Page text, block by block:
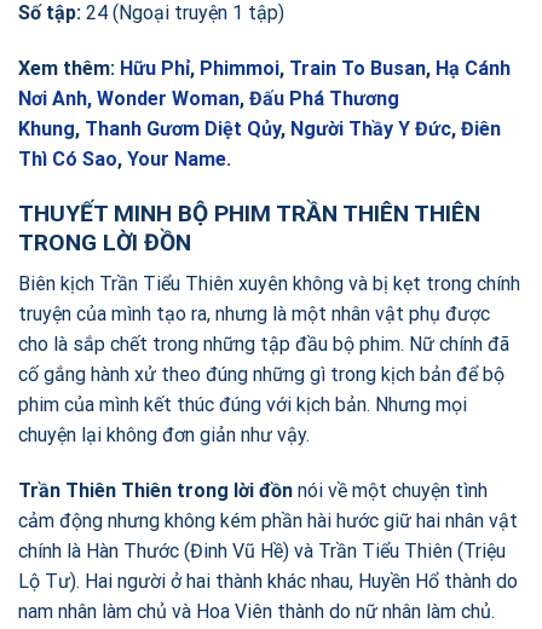
Số tập: 24 (Ngoại truyện 1 tập)
Xem thêm: Hữu Phỉ, Phimmoi, Train To Busan, Hạ Cánh
Nơi Anh, Wonder Woman, Đấu Phá Thương
Khung, Thanh Gươm Diệt Qủy, Người Thầy Y Đức, Điên
Thì Có Sao, Your Name.
THUYẾT MINH BỘ PHIM TRẦN THIÊN THIÊN
TRONG LỜI ĐỒN
Biên kịch Trần Tiểu Thiên xuyên không và bị kẹt trong chính
truyện của mình tạo ra, nhưng là một nhân vật phụ được
cho là sắp chết trong những tập đầu bộ phim. Nữ chính đã
cố gắng hành xử theo đúng những gì trong kịch bản để bộ
phim của mình kết thúc đúng với kịch bản. Nhưng mọi
chuyện lại không đơn giản như vậy.
Trần Thiên Thiên trong lời đồn nói về một chuyện tình
cảm động nhưng không kém phần hài hước giữ hai nhân vật
chính là Hàn Thước (Đinh Vũ Hề) và Trần Tiểu Thiên (Triệu
Lộ Tư). Hai người ở hai thành khác nhau, Huyền Hổ thành do
nam nhân làm chủ và Hoa Viên thành do nữ nhân làm chủ.